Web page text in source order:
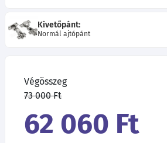
Kivetőpánt:
Normál ajtópánt
Végösszeg
73 000 Ft
62 060 Ft